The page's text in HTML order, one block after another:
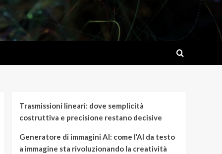
Trasmissioni lineari: dove semplicità
costruttiva e precisione restano decisive
Generatore di immagini AI: come l’AI da testo
a immagine sta rivoluzionando la creatività